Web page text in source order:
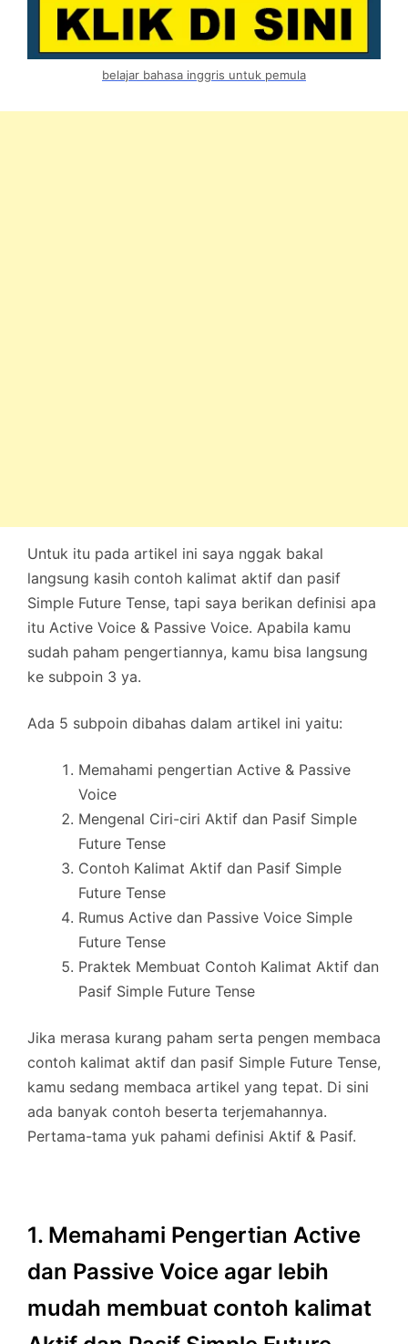
belajar bahasa inggris untuk pemula
Untuk itu pada artikel ini saya nggak bakal
langsung kasih contoh kalimat aktif dan pasif
Simple Future Tense, tapi saya berikan definisi apa
itu Active Voice & Passive Voice. Apabila kamu
sudah paham pengertiannya, kamu bisa langsung
ke subpoin 3 ya.
Ada 5 subpoin dibahas dalam artikel ini yaitu:
Memahami pengertian Active & Passive
Voice
Mengenal Ciri-ciri Aktif dan Pasif Simple
Future Tense
Contoh Kalimat Aktif dan Pasif Simple
Future Tense
Rumus Active dan Passive Voice Simple
Future Tense
Praktek Membuat Contoh Kalimat Aktif dan
Pasif Simple Future Tense
Jika merasa kurang paham serta pengen membaca
contoh kalimat aktif dan pasif Simple Future Tense,
kamu sedang membaca artikel yang tepat. Di sini
ada banyak contoh beserta terjemahannya.
Pertama-tama yuk pahami definisi Aktif & Pasif.
1. Memahami Pengertian Active
dan Passive Voice agar lebih
mudah membuat contoh kalimat